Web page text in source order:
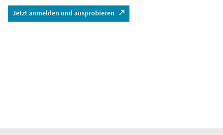
Jetzt anmelden und ausprobieren